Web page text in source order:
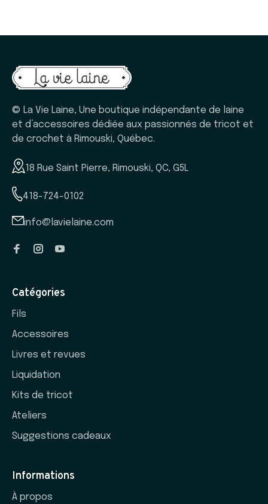
© La Vie Laine, Une boutique indépendante de laine
et d’accessoires dédiée aux passionnés de tricot et
de crochet à Rimouski, Québec.
18 Rue Saint Pierre, Rimouski, QC, G5L
418-724-0102
info@lavielaine.com
Catégories
Fils
Accessoires
Livres et revues
Liquidation
Kits de tricot
Ateliers
Suggestions cadeaux
Informations
À propos